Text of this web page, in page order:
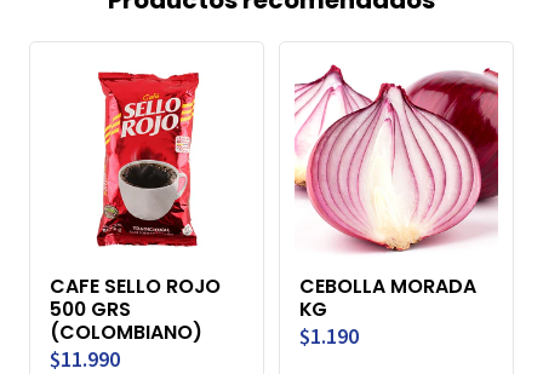
CAFE SELLO ROJO
500 GRS
(COLOMBIANO)
$11.990
CEBOLLA MORADA
KG
$1.190